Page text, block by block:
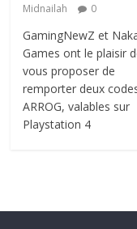
Midnailah
0
GamingNewZ et
Games ont le plaisir
vous proposer de
remporter deux
ARROG, valables sur
Playstation 4